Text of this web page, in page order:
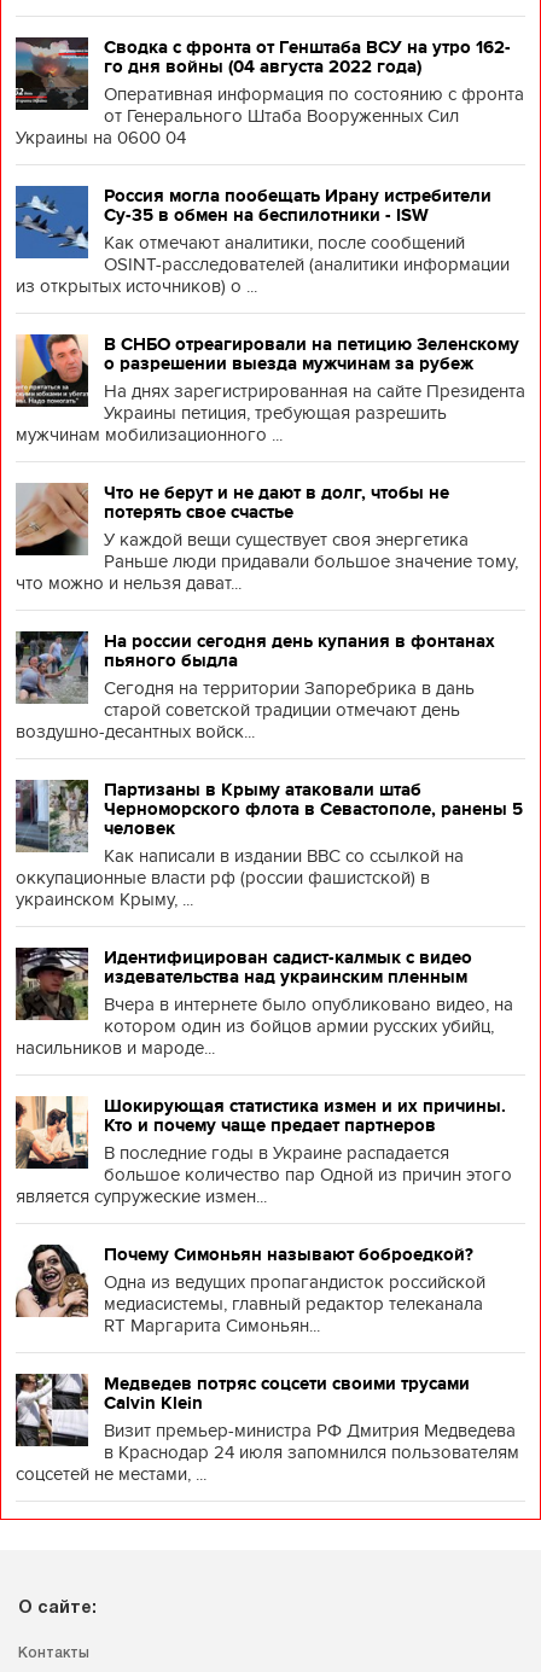
Сводка с фронта от Генштаба ВСУ на утро 162-
го дня войны (04 августа 2022 года)
Оперативная информация по состоянию с фронта
от Генерального Штаба Вооруженных Сил
Украины на 0600 04
Россия могла пообещать Ирану истребители
Су-35 в обмен на беспилотники - ISW
Как отмечают аналитики, после сообщений
OSINT-расследователей (аналитики информации
из открытых источников) о ...
В СНБО отреагировали на петицию Зеленскому
о разрешении выезда мужчинам за рубеж
На днях зарегистрированная на сайте Президента
Украины петиция, требующая разрешить
мужчинам мобилизационного ...
Что не берут и не дают в долг, чтобы не
потерять свое счастье
У каждой вещи существует своя энергетика
Раньше люди придавали большое значение тому,
что можно и нельзя дават...
На россии сегодня день купания в фонтанах
пьяного быдла
Сегодня на территории Запоребрика в дань
старой советской традиции отмечают день
воздушно-десантных войск...
Партизаны в Крыму атаковали штаб
Черноморского флота в Севастополе, ранены 5
человек
Как написали в издании BBC со ссылкой на
оккупационные власти рф (россии фашистской) в
украинском Крыму, ...
Идентифицирован садист-калмык с видео
издевательства над украинским пленным
Вчера в интернете было опубликовано видео, на
котором один из бойцов армии русских убийц,
насильников и мароде...
Шокирующая статистика измен и их причины.
Кто и почему чаще предает партнеров
В последние годы в Украине распадается
большое количество пар Одной из причин этого
является супружеские измен...
Почему Симоньян называют боброедкой?
Одна из ведущих пропагандисток российской
медиасистемы, главный редактор телеканала
RT Маргарита Симоньян...
Медведев потряс соцсети своими трусами
Calvin Klein
Визит премьер-министра РФ Дмитрия Медведева
в Краснодар 24 июля запомнился пользователям
соцсетей не местами, ...
О сайте:
Контакты